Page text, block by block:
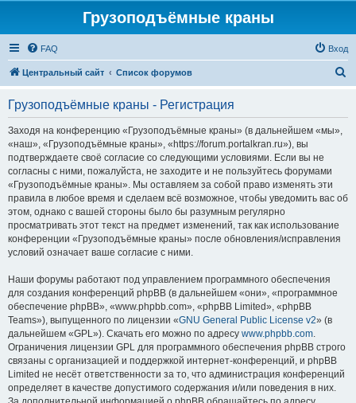
Грузоподъёмные краны
FAQ Вход
Центральный сайт Список форумов
Грузоподъёмные краны - Регистрация
Заходя на конференцию «Грузоподъёмные краны» (в дальнейшем «мы»,
«наш», «Грузоподъёмные краны», «https://forum.portalkran.ru»), вы
подтверждаете своё согласие со следующими условиями. Если вы не
согласны с ними, пожалуйста, не заходите и не пользуйтесь форумами
«Грузоподъёмные краны». Мы оставляем за собой право изменять эти
правила в любое время и сделаем всё возможное, чтобы уведомить вас об
этом, однако с вашей стороны было бы разумным регулярно
просматривать этот текст на предмет изменений, так как использование
конференции «Грузоподъёмные краны» после обновления/исправления
условий означает ваше согласие с ними.
Наши форумы работают под управлением программного обеспечения
для создания конференций phpBB (в дальнейшем «они», «программное
обеспечение phpBB», «www.phpbb.com», «phpBB Limited», «phpBB
Teams»), выпущенного по лицензии «GNU General Public License v2» (в
дальнейшем «GPL»). Скачать его можно по адресу www.phpbb.com.
Ограничения лицензии GPL для программного обеспечения phpBB строго
связаны с организацией и поддержкой интернет-конференций, и phpBB
Limited не несёт ответственности за то, что администрация конференций
определяет в качестве допустимого содержания и/или поведения в них.